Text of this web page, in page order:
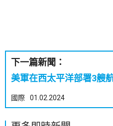
下一篇新聞：
國際 01.02.2024